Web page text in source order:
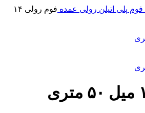
فوم پلی اتیلن رولی عمده
فوم رولی ۱۴